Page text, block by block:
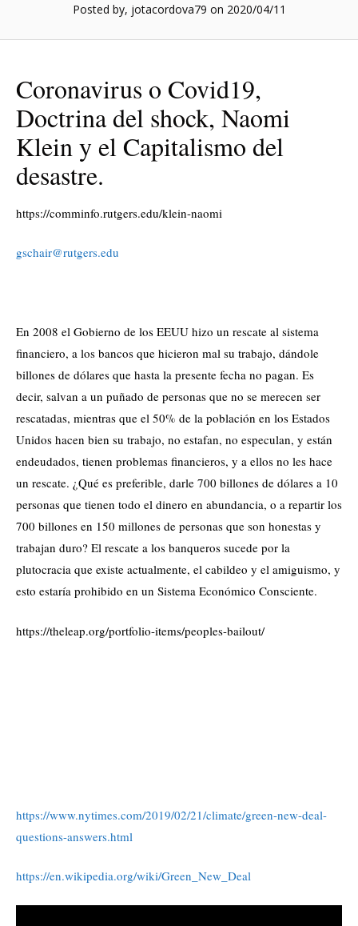
Posted by, jotacordova79 on 2020/04/11
Coronavirus o Covid19,
Doctrina del shock, Naomi
Klein y el Capitalismo del
desastre.
https://comminfo.rutgers.edu/klein-naomi
gschair@rutgers.edu
En 2008 el Gobierno de los EEUU hizo un rescate al sistema
financiero, a los bancos que hicieron mal su trabajo, dándole
billones de dólares que hasta la presente fecha no pagan. Es
decir, salvan a un puñado de personas que no se merecen ser
rescatadas, mientras que el 50% de la población en los Estados
Unidos hacen bien su trabajo, no estafan, no especulan, y están
endeudados, tienen problemas financieros, y a ellos no les hace
un rescate. ¿Qué es preferible, darle 700 billones de dólares a 10
personas que tienen todo el dinero en abundancia, o a repartir los
700 billones en 150 millones de personas que son honestas y
trabajan duro? El rescate a los banqueros sucede por la
plutocracia que existe actualmente, el cabildeo y el amiguismo, y
esto estaría prohibido en un Sistema Económico Consciente.
https://theleap.org/portfolio-items/peoples-bailout/
https://www.nytimes.com/2019/02/21/climate/green-new-deal-
questions-answers.html
https://en.wikipedia.org/wiki/Green_New_Deal